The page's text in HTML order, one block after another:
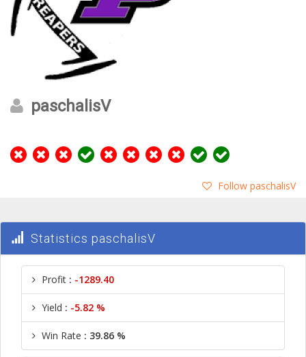
paschalisV
Follow paschalisV
Statistics paschalisV
Profit : -1289.40
Yield : -5.82 %
Win Rate : 39.86 %